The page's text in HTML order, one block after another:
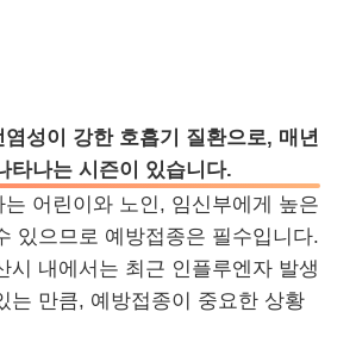
성이 강한 호흡기 질환으로, 매년
타나는 시즌이 있습니다.
어린이와 노인, 임신부에게 높은
있으므로 예방접종은 필수입니다.
시 내에서는 최근 인플루엔자 발생
는 만큼, 예방접종이 중요한 상황